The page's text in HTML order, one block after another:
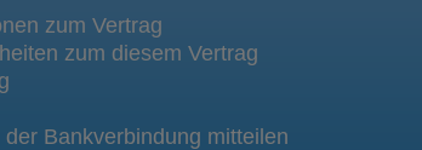
zum Vertrag
zum diesem Vertrag
Bankverbindung mitteilen